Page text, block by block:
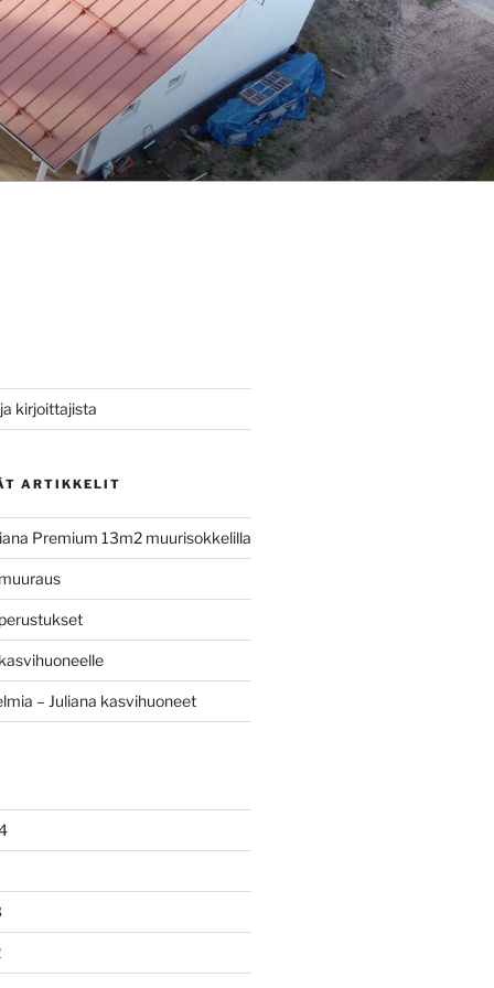
kirjoittajista
ARTIKKELIT
Premium 13m2 muurisokkelilla
– Juliana kasvihuoneet